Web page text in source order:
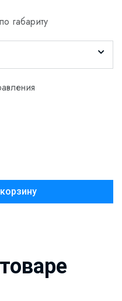
габариту
Добавить в корзину